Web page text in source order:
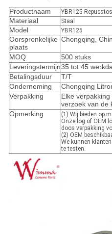
Productnaam YBR125
Materiaal Staal
Model YBR125
Oorspronkelijke
plaats
Chongqing,
MOQ
500 stuks
Leveringstermijn35 tot 45
Betalingsduur
T/T
Onderneming
Chongqing
Verpakking
Elke
verzoek van de
Opmerking
(1) Wij bieden op
Onze log of OEM
doos verpakking
(2) OEM
We kunnen
te testen.